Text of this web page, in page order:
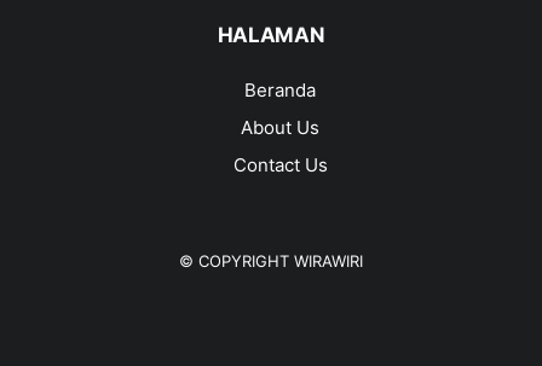
HALAMAN
Beranda
About Us
Contact Us
© COPYRIGHT WIRAWIRI